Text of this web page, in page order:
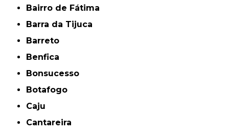
Bairro de Fátima
Barra da Tijuca
Barreto
Benfica
Bonsucesso
Botafogo
Caju
Cantareira